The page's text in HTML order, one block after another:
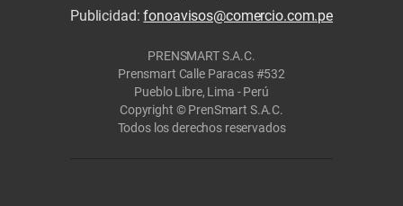
Publicidad:fonoavisos@comercio.com.pe
PRENSMART S.A.C.
Prensmart Calle Paracas #532
Pueblo Libre, Lima - Perú
Copyright © PrenSmart S.A.C.
Todos los derechos reservados